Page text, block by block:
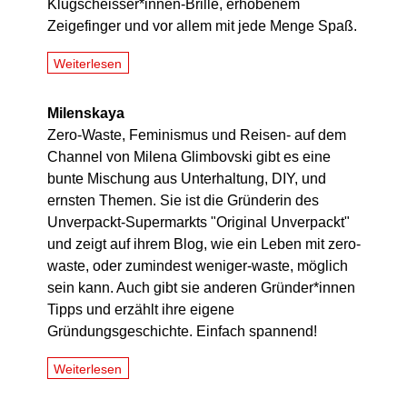
Klugscheisser*innen-Brille, erhobenem
Zeigefinger und vor allem mit jede Menge Spaß.
Weiterlesen
Milenskaya
Zero-Waste, Feminismus und Reisen- auf dem
Channel von Milena Glimbovski gibt es eine
bunte Mischung aus Unterhaltung, DIY, und
ernsten Themen. Sie ist die Gründerin des
Unverpackt-Supermarkts "Original Unverpackt"
und zeigt auf ihrem Blog, wie ein Leben mit zero-
waste, oder zumindest weniger-waste, möglich
sein kann. Auch gibt sie anderen Gründer*innen
Tipps und erzählt ihre eigene
Gründungsgeschichte. Einfach spannend!
Weiterlesen